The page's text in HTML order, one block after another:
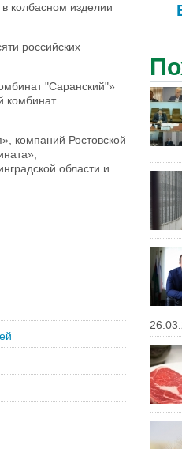
колбасном изделии
российских
"Саранский"»
комбинат
компаний Ростовской
области и